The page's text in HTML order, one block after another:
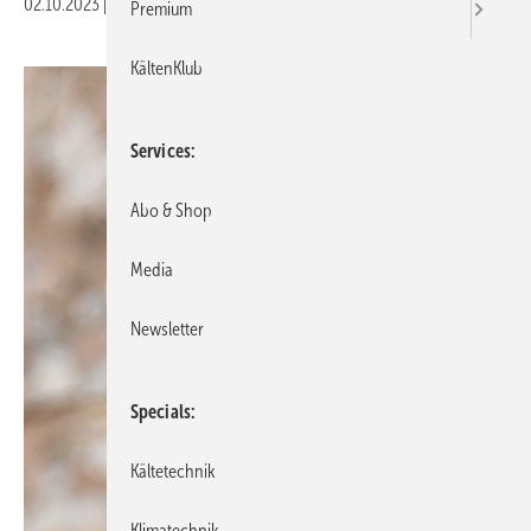
02.10.2023 Veröffentlicht in
Premium
KältenKlub
Services
Abo & Shop
Media
Newsletter
Specials
Kältetechnik